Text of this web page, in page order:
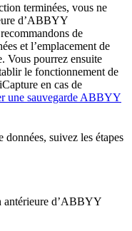
terminées, vous ne
d’ABBYY
de
et l’emplacement de
Vous pourrez ensuite
le fonctionnement de
en cas de
une sauvegarde ABBYY
données, suivez les étapes
antérieure d’ABBYY